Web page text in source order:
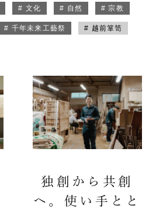
# 文化 # 自然 # 宗教
# 千年未来工藝祭 # 越前箪笥
独創から共創
へ。使い手とと